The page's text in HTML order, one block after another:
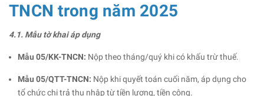
TNCN trong năm 2025
4.1. Mẫu tờ khai áp dụng
Mẫu 05/KK-TNCN: Nộp theo tháng/quý khi có khấu trừ thuế.
Mẫu 05/QTT-TNCN: Nộp khi quyết toán cuối năm, áp dụng cho
tổ chức chi trả thu nhập từ tiền lương, tiền công.